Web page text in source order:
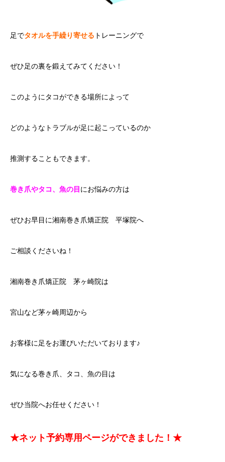
足でタオルを手繰り寄せる トレーニングで
ぜひ足の裏を鍛えてみてください！
このようにタコができる場所によって
どのようなトラブルが足に起こっているのか
推測することもできます。
巻き爪やタコ、魚の目 にお悩みの方は
ぜひお早目に湘南巻き爪矯正院 平塚院へ
ご相談くださいね！
湘南巻き爪矯正院 茅ヶ崎院は
宮山など茅ヶ崎周辺から
お客様に足をお運びいただいております♪
気になる巻き爪、タコ、魚の目は
ぜひ当院へお任せください！
★ネット予約専用ページができました！★